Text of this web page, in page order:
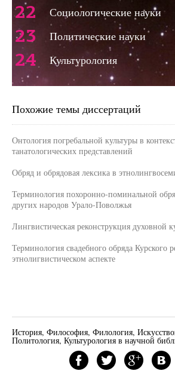
22 Социологические науки
23 Политические науки
24 Культурология
Похожие темы диссертаций
Онтология погребальной культуры в
танатологических представлений
Обряд и обрядовая лексика в
Терминология похоронно-поминальной
других народов Урало-Поволжья
Лингвистическая реконструкция духовной
Терминология свадебного обряда Курского
этнолигвистическом аспекте
История, Философия, Филология,
Политология, Культурология в научной